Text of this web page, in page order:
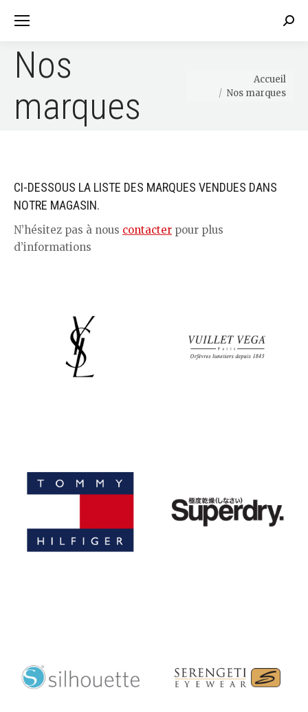
Nos
marques
Vous êtes ici :Accueil
Nos marques
CI-DESSOUS LA LISTE DES MARQUES VENDUES DANS
NOTRE MAGASIN.
N’hésitez pas à nous contacter pour plus
d’informations